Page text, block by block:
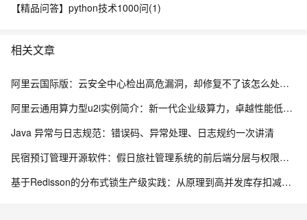
【精品问答】python技术1000问(1)
相关文章
阿里云国际版：云安全中心检出高危漏洞，却修复不了该怎么处理？
阿里云通用算力型u2i实例简介：新一代企业级算力，卓越性能低价享高性价比
Java 异常与日志规范：错误码、异常处理、日志规约一次讲清
民宿预订管理开源软件：假日旅社管理系统的前后端分层与权限控制设计
基于Redisson的分布式锁生产级实践：从原理到高并发库存扣减实战